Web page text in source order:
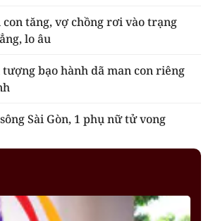
tăng, vợ chồng rơi vào trạng
lo âu
bạo hành dã man con riêng
Sài Gòn, 1 phụ nữ tử vong